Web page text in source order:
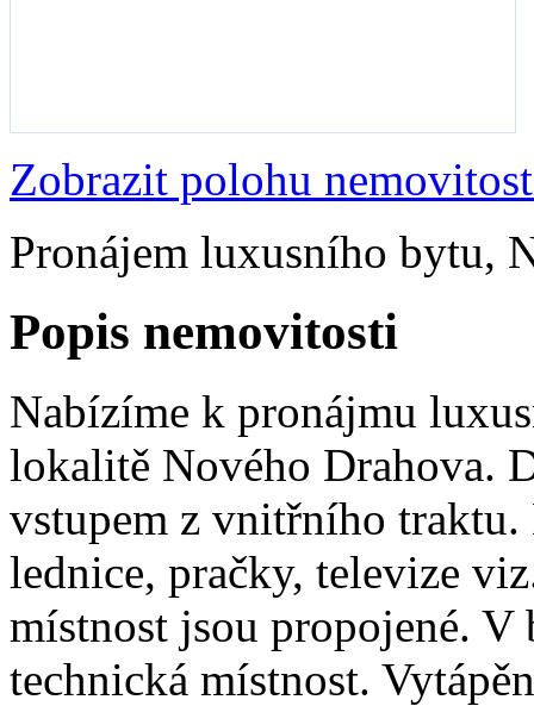
Zobrazit polohu
Pronájem luxusního bytu,
Popis nemovitosti
Nabízíme k pronájmu
lokalitě Nového Drahova.
vstupem z vnitřního
lednice, pračky, televize
místnost jsou propojené.
technická místnost.